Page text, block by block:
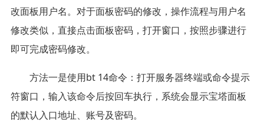
改面板用户名。对于面板密码的修改，操作流程与用户名
修改类似，直接点击面板密码，打开窗口，按照步骤进行
即可完成密码修改。
方法一是使用bt 14命令：打开服务器终端或命令提示
符窗口，输入该命令后按回车执行，系统会显示宝塔面板
的默认入口地址、账号及密码。